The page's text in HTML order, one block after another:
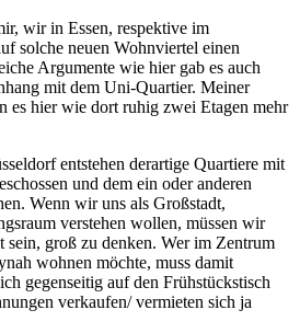
wir in Essen, respektive im
solche neuen Wohnviertel einen
Argumente wie hier gab es auch
mit dem Uni-Quartier. Meiner
es hier wie dort ruhig zwei Etagen mehr
entstehen derartige Quartiere mit
und dem ein oder anderen
Wenn wir uns als Großstadt,
verstehen wollen, müssen wir
sein, groß zu denken. Wer im Zentrum
wohnen möchte, muss damit
gegenseitig auf den Frühstückstisch
verkaufen/ vermieten sich ja